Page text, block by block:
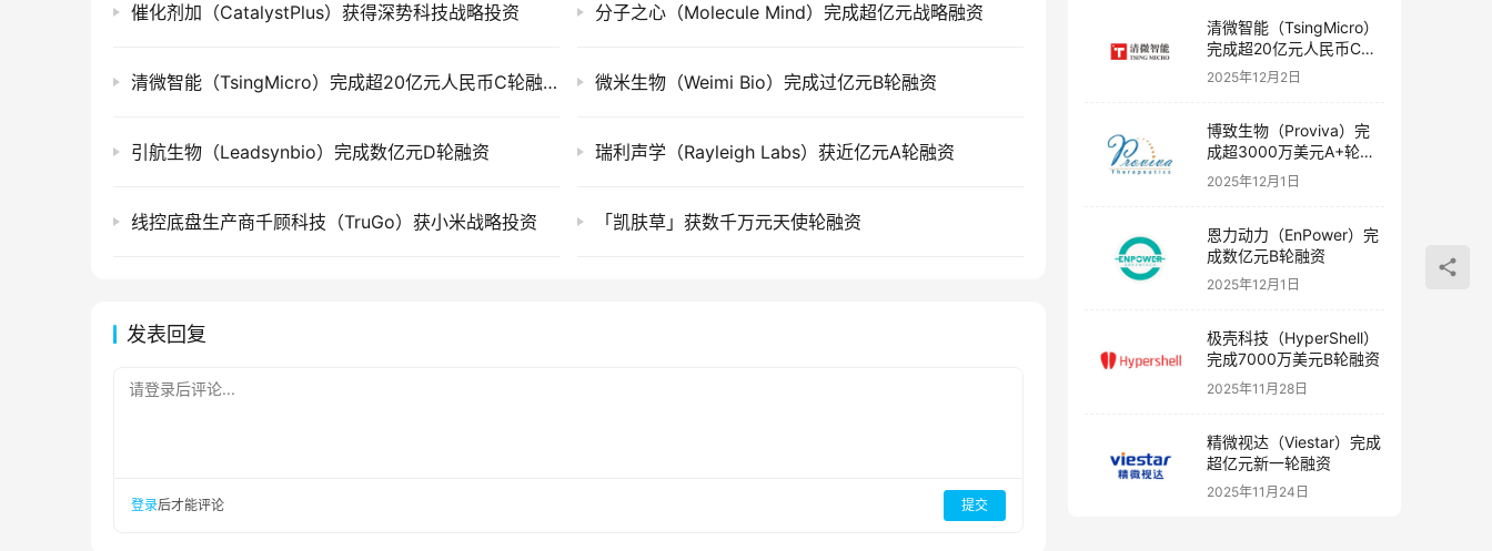
催化剂加（CatalystPlus）获得深势科技战略投资 分子之心（Molecule Mind）完成超亿元战略融资
清微智能（TsingMicro）完成超20亿元人民币C轮融资 微米生物（Weimi Bio）完成过亿元B轮融资
引航生物（Leadsynbio）完成数亿元D轮融资 瑞利声学（Rayleigh Labs）获近亿元A轮融资
线控底盘生产商千顾科技（TruGo）获小米战略投资 「凯肤草」获数千万元天使轮融资
发表回复
请登录后评论...
登录后才能评论 提交
清微智能（TsingMicro）
完成超20亿元人民币C轮
融资
2025年12月2日
博致生物（Proviva）完
成超3000万美元A+轮融
资
2025年12月1日
恩力动力（EnPower）完
成数亿元B轮融资
2025年12月1日
极壳科技（HyperShell）
完成7000万美元B轮融资
2025年11月28日
精微视达（Viestar）完成
超亿元新一轮融资
2025年11月24日